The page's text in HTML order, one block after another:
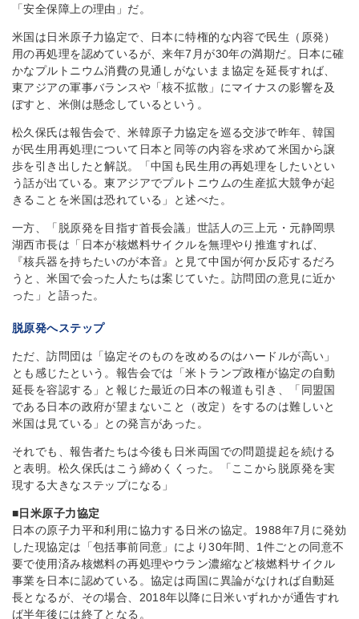
「安全保障上の理由」だ。
米国は日米原子力協定で、日本に特権的な内容で民生（原発）
用の再処理を認めているが、来年7月が30年の満期だ。日本に確
かなプルトニウム消費の見通しがないまま協定を延長すれば、
東アジアの軍事バランスや「核不拡散」にマイナスの影響を及
ぼすと、米側は懸念しているという。
松久保氏は報告会で、米韓原子力協定を巡る交渉で昨年、韓国
が民生用再処理について日本と同等の内容を求めて米国から譲
歩を引き出したと解説。「中国も民生用の再処理をしたいとい
う話が出ている。東アジアでプルトニウムの生産拡大競争が起
きることを米国は恐れている」と述べた。
一方、「脱原発を目指す首長会議」世話人の三上元・元静岡県
湖西市長は「日本が核燃料サイクルを無理やり推進すれば、
『核兵器を持ちたいのが本音』と見て中国が何か反応するだろ
うと、米国で会った人たちは案じていた。訪問団の意見に近か
った」と語った。
脱原発へステップ
ただ、訪問団は「協定そのものを改めるのはハードルが高い」
とも感じたという。報告会では「米トランプ政権が協定の自動
延長を容認する」と報じた最近の日本の報道も引き、「同盟国
である日本の政府が望まないこと（改定）をするのは難しいと
米国は見ている」との発言があった。
それでも、報告者たちは今後も日米両国での問題提起を続ける
と表明。松久保氏はこう締めくくった。「ここから脱原発を実
現する大きなステップになる」
■日米原子力協定
日本の原子力平和利用に協力する日米の協定。1988年7月に発効
した現協定は「包括事前同意」により30年間、1件ごとの同意不
要で使用済み核燃料の再処理やウラン濃縮など核燃料サイクル
事業を日本に認めている。協定は両国に異論がなければ自動延
長となるが、その場合、2018年以降に日米いずれかが通告すれ
ば半年後には終了となる。